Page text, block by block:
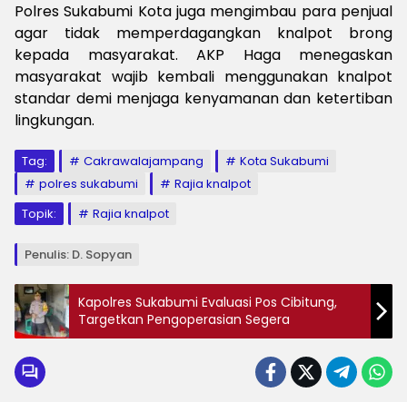
Polres Sukabumi Kota juga mengimbau para penjual
agar tidak memperdagangkan knalpot brong
kepada masyarakat. AKP Haga menegaskan
masyarakat wajib kembali menggunakan knalpot
standar demi menjaga kenyamanan dan ketertiban
lingkungan.
Tag: Cakrawalajampang
Kota Sukabumi
polres sukabumi
Rajia knalpot
Topik:
Rajia knalpot
Penulis: D. Sopyan
Kapolres Sukabumi Evaluasi Pos Cibitung,
Targetkan Pengoperasian Segera